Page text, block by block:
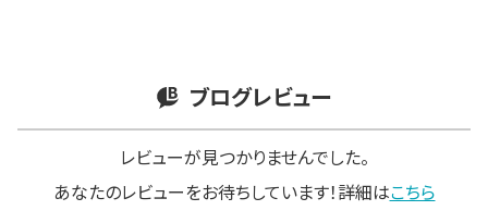
ブログレビュー
レビューが見つかりませんでした。
あなたのレビューをお待ちしています！詳細はこちら